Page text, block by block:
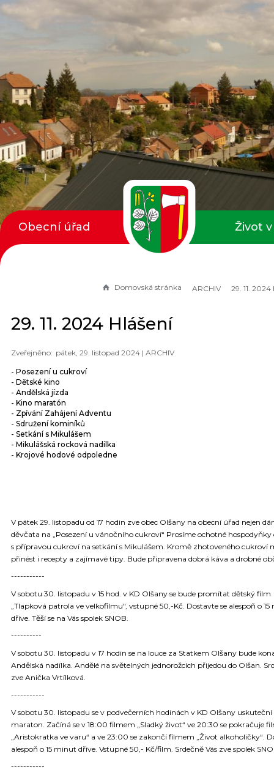
Domovská stránka ARCHIV 29. 11. 2024
29. 11. 2024 Hlášení
pátek, 29. listopad 2024 | ARCHIV
- Posezení u cukroví
- Dětské kino
- Andělská jízda
- Kino maratón
- Zpívání Zahájení Adventu
- Sdružení kominíků
- Setkání s Mikulášem
- Mikulášská rocková nadílka
- Krojové hodové odpoledne
V pátek 29. listopadu od 17 hodin zve obec Olšany na obecní úřad nejen
děvčata na „Posezení u vánočního cukroví“ Prosíme ochotné
s přípravou cukroví na setkání s Mikulášem. Kromě zhotoveného cukroví
přinést i recepty a zajímavé tipy. Bude připravena dobrá káva a drobné
-----------
V sobotu 30. listopadu v 15 hod. v KD Olšany se bude promítat dětský film
„Tlapková patrola ve velkofilmu", vstupné 50,-Kč. Dostavte se alespoň o
dříve. Těší se na Vás spolek SNOB.
----------
V sobotu 30. listopadu v 17 hodin se na louce za Statkem Olšany bude
Andělská nadílka. Andělé na světelných jednorožcích přijedou do Olšan.
zve Anička Vrtílková.
-----------
V sobotu 30. listopadu se v podvečerních hodinách v KD Olšany
maraton. Začíná se v 18:00 filmem „Sladký život“ ve 20:30 se pokračuje
„Aristokratka ve varu“ a ve 23:00 se zakončí filmem „Život alkoholičky“.
alespoň o 15 minut dříve. Vstupné 50,- Kč/film. Srdečně Vás zve spolek
-----------
Obecní úřad Život